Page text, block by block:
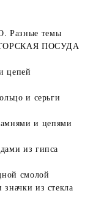
Разные темы
ПОСУДА
цепей
и серьги
и цепями
из гипса
смолой
из стекла